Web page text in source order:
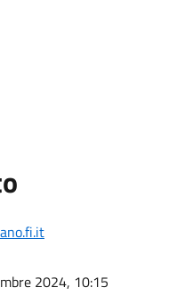
2024, 10:15